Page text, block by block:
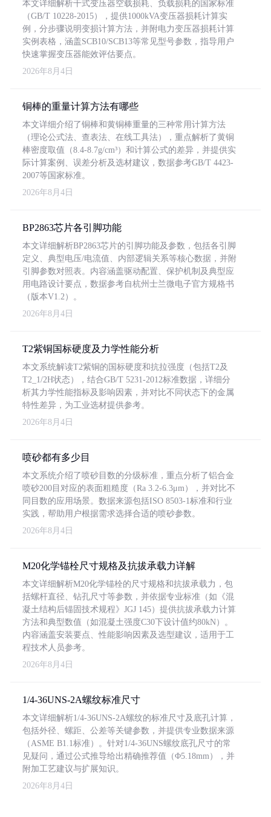
本文详细解析干式变压器空载损耗、负载损耗的国家标准
（GB/T 10228-2015），提供1000kVA变压器损耗计算实
例，分步骤说明变损计算方法，并附电力变压器损耗计算
实例表格，涵盖SCB10/SCB13等常见型号参数，指导用户
快速掌握变压器能效评估要点。
2026年8月4日
铜棒的重量计算方法有哪些
本文详细介绍了铜棒和黄铜棒重量的三种常用计算方法
（理论公式法、查表法、在线工具法），重点解析了黄铜
棒密度取值（8.4-8.7g/cm³）和计算公式的差异，并提供实
际计算案例、误差分析及选材建议，数据参考GB/T 4423-
2007等国家标准。
2026年8月4日
BP2863芯片各引脚功能
本文详细解析BP2863芯片的引脚功能及参数，包括各引脚
定义、典型电压/电流值、内部逻辑关系等核心数据，并附
引脚参数对照表。内容涵盖驱动配置、保护机制及典型应
用电路设计要点，数据参考自杭州士兰微电子官方规格书
（版本V1.2）。
2026年8月4日
T2紫铜国标硬度及力学性能分析
本文系统解读T2紫铜的国标硬度和抗拉强度（包括T2及
T2_1/2H状态），结合GB/T 5231-2012标准数据，详细分
析其力学性能指标及影响因素，并对比不同状态下的金属
特性差异，为工业选材提供参考。
2026年8月4日
喷砂都有多少目
本文系统介绍了喷砂目数的分级标准，重点分析了铝合金
喷砂200目对应的表面粗糙度（Ra 3.2-6.3μm），并对比不
同目数的应用场景。数据来源包括ISO 8503-1标准和行业
实践，帮助用户根据需求选择合适的喷砂参数。
2026年8月4日
M20化学锚栓尺寸规格及抗拔承载力详解
本文详细解析M20化学锚栓的尺寸规格和抗拔承载力，包
括螺杆直径、钻孔尺寸等参数，并依据专业标准（如《混
凝土结构后锚固技术规程》JGJ 145）提供抗拔承载力计算
方法和典型数值（如混凝土强度C30下设计值约80kN）。
内容涵盖安装要点、性能影响因素及选型建议，适用于工
程技术人员参考。
2026年8月4日
1/4-36UNS-2A螺纹标准尺寸
本文详细解析1/4-36UNS-2A螺纹的标准尺寸及底孔计算，
包括外径、螺距、公差等关键参数，并提供专业数据来源
（ASME B1.1标准）。针对1/4-36UNS螺纹底孔尺寸的常
见疑问，通过公式推导给出精确推荐值（Φ5.18mm），并
附加工艺建议与扩展知识。
2026年8月4日